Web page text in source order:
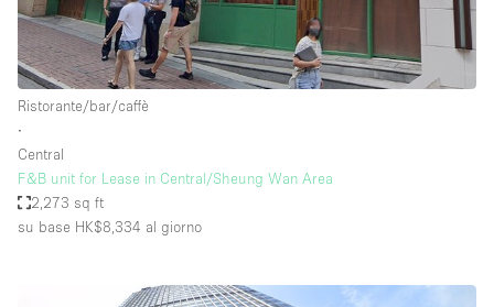
Ristorante/bar/caffè
∙
Central
F&B unit for Lease in Central/Sheung Wan Area
2,273 sq ft
su base HK$8,334 al giorno